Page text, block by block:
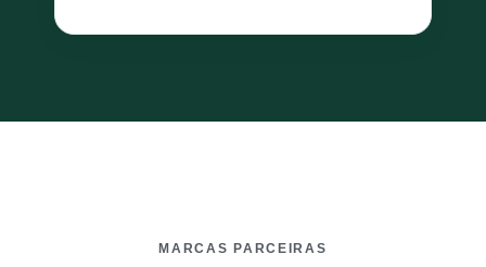
MARCAS PARCEIRAS